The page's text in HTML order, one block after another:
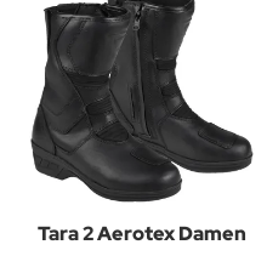
Tara 2 Aerotex Damen